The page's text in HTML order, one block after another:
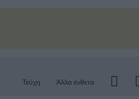
Τεύχη Άλλα ένθετα